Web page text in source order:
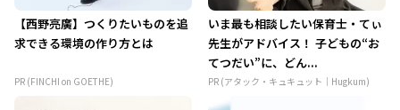
【西野亮廣】つくりたいものを追
求できる環境の作り方とは
PR (FINCHI on GOETHE)
いま最も相談したい保育士・てぃ
先生がアドバイス！ 子どもの“お
てつだい”に、どん...
PR (アタック・キュキュット｜Hugkum)